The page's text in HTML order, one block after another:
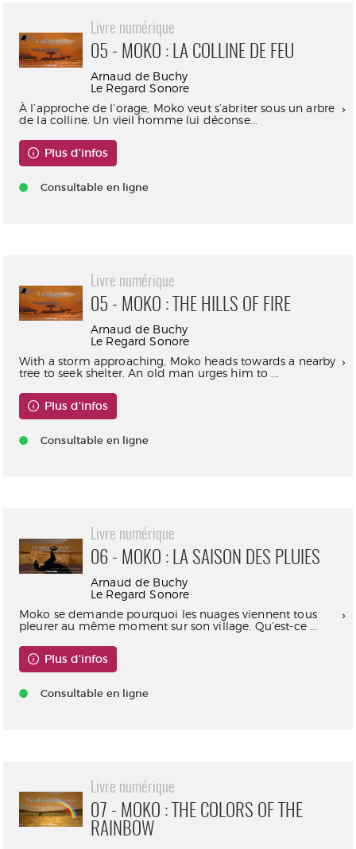
Livre numérique
05 - MOKO : LA COLLINE DE FEU
Arnaud de Buchy
Le Regard Sonore
À l’approche de l’orage, Moko veut s’abriter sous un arbre
de la colline. Un vieil homme lui déconse...
Plus d'infos
Consultable en ligne
Livre numérique
05 - MOKO : THE HILLS OF FIRE
Arnaud de Buchy
Le Regard Sonore
With a storm approaching, Moko heads towards a nearby
tree to seek shelter. An old man urges him to ...
Plus d'infos
Consultable en ligne
Livre numérique
06 - MOKO : LA SAISON DES PLUIES
Arnaud de Buchy
Le Regard Sonore
Moko se demande pourquoi les nuages viennent tous
pleurer au même moment sur son village. Qu’est-ce ...
Plus d'infos
Consultable en ligne
Livre numérique
07 - MOKO : THE COLORS OF THE
RAINBOW